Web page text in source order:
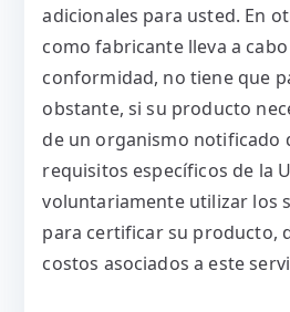
adicionales para usted. En
como fabricante lleva a
conformidad, no tiene que
obstante, si su producto
de un organismo notificado
requisitos específicos de la
voluntariamente utilizar los
para certificar su producto,
costos asociados a este